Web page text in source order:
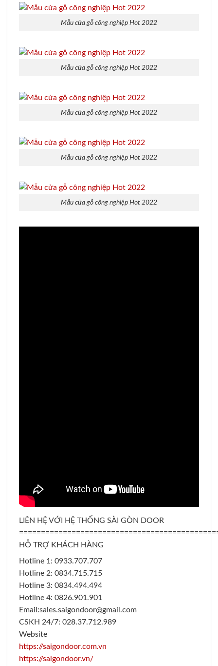
Mẫu cửa gỗ công nghiệp Hot 2022
Mẫu cửa gỗ công nghiệp Hot 2022
Mẫu cửa gỗ công nghiệp Hot 2022
Mẫu cửa gỗ công nghiệp Hot 2022
Mẫu cửa gỗ công nghiệp Hot 2022
LIÊN HỆ VỚI HỆ THỐNG SÀI GÒN DOOR
HỖ TRỢ KHÁCH HÀNG
Hotline 1: 0933.707.707
Hotline 2: 0834.715.715
Hotline 3: 0834.494.494
Hotline 4: 0826.901.901
Email:sales.saigondoor@gmail.com
CSKH 24/7: 028.37.712.989
Website
https://saigondoor.com.vn
https://saigondoor.vn/